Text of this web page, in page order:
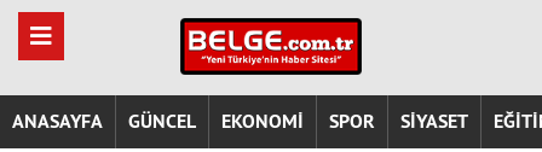
ANASAYFA GÜNCEL EKONOMİ SPOR SİYASET